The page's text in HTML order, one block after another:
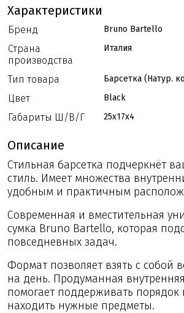
Характеристики
Бренд Bruno Bartello
Страна
производства
Италия
Тип товара Барсетка (Натур.
Цвет Black
Габариты Ш/В/Г 25x17x4
Описание
Стильная барсетка подчеркнёт
стиль. Имеет множества
удобным и практичным
Современная и вместительная
сумка Bruno Bartello, которая
повседневных задач.
Формат позволяет взять с собой
на день. Продуманная
помогает поддерживать порядок
находить нужные предметы.